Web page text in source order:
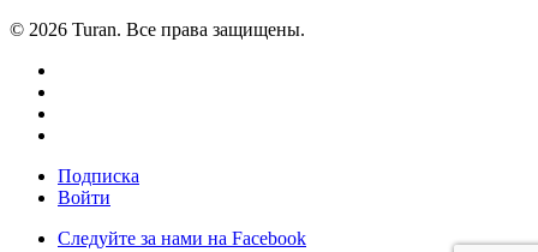
© 2026 Turan. Все права защищены.
Подписка
Войти
Следуйте за нами на Facebook